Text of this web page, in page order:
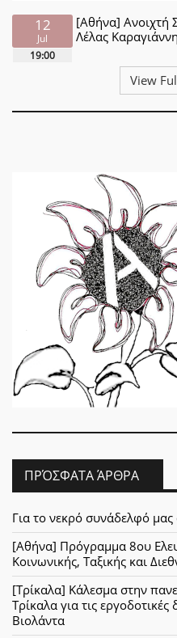
12
Jul
19:00
[Αθήνα] Ανοιχτή
Λέλας
View
ΠΡΌΣΦΑΤΑ ΆΡΘΡΑ
Για το νεκρό συνάδελφό
[Αθήνα] Πρόγραμμα 8ου
Κοινωνικής, Ταξικής και
[Τρίκαλα] Κάλεσμα στην
Τρίκαλα για τις
Βιολάντα